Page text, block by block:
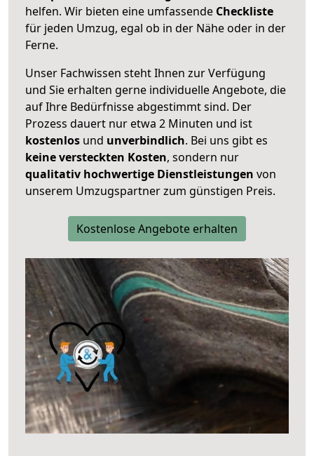
helfen. Wir bieten eine umfassende Checkliste
für jeden Umzug, egal ob in der Nähe oder in der
Ferne.
Unser Fachwissen steht Ihnen zur Verfügung
und Sie erhalten gerne individuelle Angebote, die
auf Ihre Bedürfnisse abgestimmt sind. Der
Prozess dauert nur etwa 2 Minuten und ist
kostenlos und unverbindlich. Bei uns gibt es
keine versteckten Kosten, sondern nur
qualitativ hochwertige Dienstleistungen von
unserem Umzugspartner zum günstigen Preis.
Kostenlose Angebote erhalten